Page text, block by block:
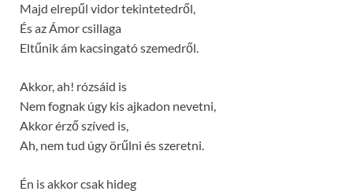
Majd elrepűl vidor tekintetedről,
És az Ámor csillaga
Eltűnik ám kacsingató szemedről.
Akkor, ah! rózsáid is
Nem fognak úgy kis ajkadon nevetni,
Akkor érző szíved is,
Ah, nem tud úgy örűlni és szeretni.
Én is akkor csak hideg